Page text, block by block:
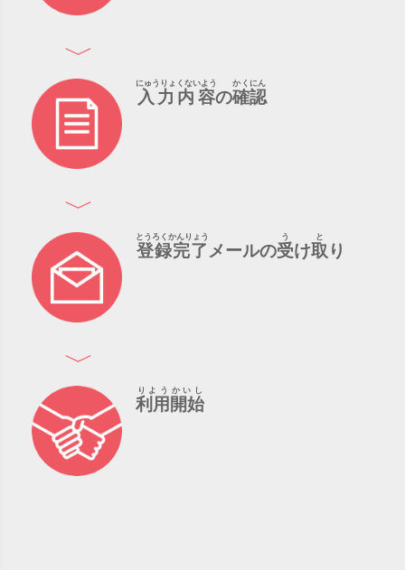
入力内容
にゅうりょくないよう
の確認
かくにん
登録完了
とうろくかんりょう
メールの受
う
け取
と
り
利用開始
りようかいし